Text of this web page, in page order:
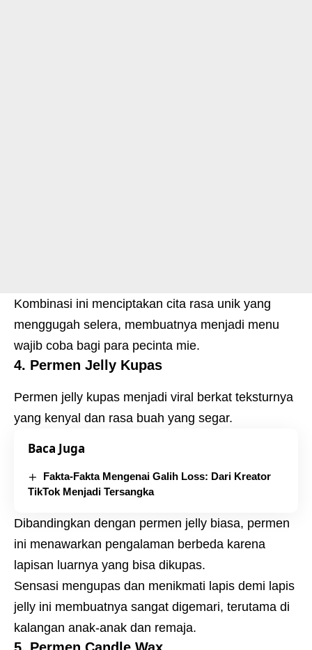
Kombinasi ini menciptakan cita rasa unik yang
menggugah selera, membuatnya menjadi menu
wajib coba bagi para pecinta mie.
4. Permen Jelly Kupas
Permen jelly kupas menjadi viral berkat teksturnya
yang kenyal dan rasa buah yang segar.
Baca Juga
Fakta-Fakta Mengenai Galih Loss: Dari Kreator
TikTok Menjadi Tersangka
Dibandingkan dengan permen jelly biasa, permen
ini menawarkan pengalaman berbeda karena
lapisan luarnya yang bisa dikupas.
Sensasi mengupas dan menikmati lapis demi lapis
jelly ini membuatnya sangat digemari, terutama di
kalangan anak-anak dan remaja.